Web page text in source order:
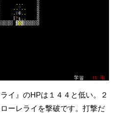
イ』のHPは１４４と低い。２
ーレライを撃破です。打撃だ